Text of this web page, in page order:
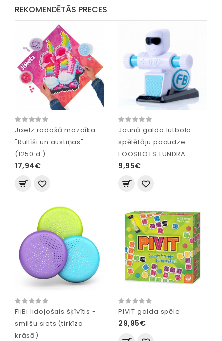
REKOMENDĒTĀS PRECES
Jixelz radošā mozaīka
"Rullīši un austiņas"
(1250 d.)
17,94€
Jaunā galda futbola
spēlētāju paaudze —
FOOSBOTS TUNDRA
9,95€
FliBi lidojošais šķīvītis -
smilšu siets (tirkīza
krāsā)
PIVIT galda spēle
29,95€